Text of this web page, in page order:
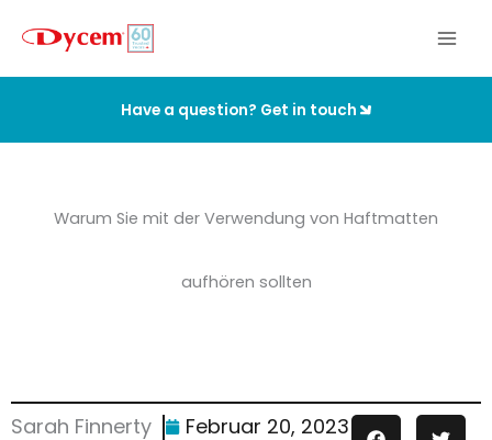
Inhalt
springen
Have a question? Get in touch
Warum Sie mit der Verwendung von Haftmatten
aufhören sollten
Sarah Finnerty Februar 20, 2023